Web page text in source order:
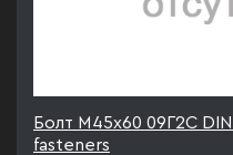
Болт М45х60 09Г2С
fasteners